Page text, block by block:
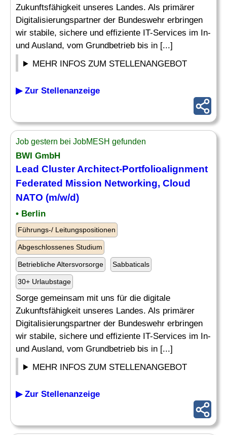
Zukunftsfähigkeit unseres Landes. Als primärer
Digitalisierungspartner der Bundeswehr erbringen
wir stabile, sichere und effiziente IT-Services im In-
und Ausland, vom Grundbetrieb bis in [...]
MEHR INFOS ZUM STELLENANGEBOT
▶ Zur Stellenanzeige
Job gestern bei JobMESH gefunden
BWI GmbH
Lead Cluster Architect-Portfolioalignment
Federated Mission Networking, Cloud
NATO (m/w/d)
• Berlin
Führungs-/ Leitungspositionen
Abgeschlossenes Studium
Betriebliche Altersvorsorge Sabbaticals
30+ Urlaubstage
Sorge gemeinsam mit uns für die digitale
Zukunftsfähigkeit unseres Landes. Als primärer
Digitalisierungspartner der Bundeswehr erbringen
wir stabile, sichere und effiziente IT-Services im In-
und Ausland, vom Grundbetrieb bis in [...]
MEHR INFOS ZUM STELLENANGEBOT
▶ Zur Stellenanzeige